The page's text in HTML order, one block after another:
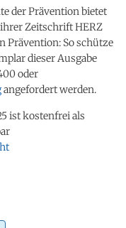
der Prävention bietet
Zeitschrift HERZ
Prävention: So schütze
dieser Ausgabe
oder
angefordert werden.
ist kostenfrei als